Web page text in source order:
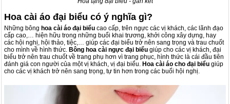
Hoa cài áo đại biểu có ý nghĩa gì?
Những bông hoa cài áo đại biểu cao cấp, trên ngực các vị khách, các lãnh đạo
cấp cao,… hiện hữu trong những buổi khai trương, khởi công xây dựng, hay
các hội nghị, hội thảo, tiệc,… giúp các đại biểu trở nên sang trọng và trau chuốt
cho mình về hình thức. Bông hoa cài ngực đại biểu giúp cho các vị khách, đại
biểu trở nên trau chuốt về trang phụ hơn vì trang phục, hình thức là cái đầu tiên
đánh giá con người của một vị khách, vị đại biểu. Hoa cài áo cho đại biểu giúp
cho các vị khách trở nên sang trọng, tự tin hơn trong các buổi hội nghị.